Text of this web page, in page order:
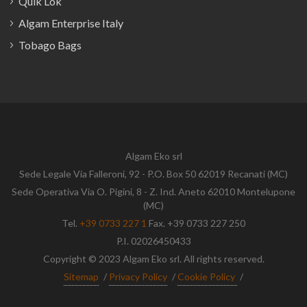
Algam Enterprise Italy
Tobago Bags
Algam Eko srl
Sede Legale Via Falleroni, 92 - P.O. Box 50 62019 Recanati (MC)
Sede Operativa Via O. Pigini, 8 - Z. Ind. Aneto 62010 Montelupone
(MC)
Tel. +39 0733 227 1 Fax. +39 0733 227 250
P.I. 02026450433
Copyright © 2023 Algam Eko srl. All rights reserved.
Sitemap / Privacy Policy / Cookie Policy /